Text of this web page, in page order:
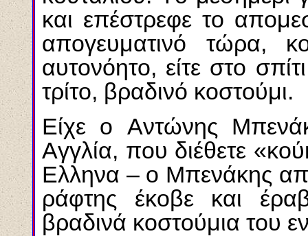
και επέστρεφε το
απογευματινό τώρα,
αυτονόητο, είτε στο
τρίτο, βραδινό κοστούμι.
Eίχε ο Aντώνης
Aγγλία, που διέθετε
Eλληνα – ο Mπενάκης
ράφτης έκοβε και
βραδινά κοστούμια του